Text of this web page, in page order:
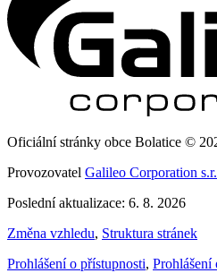
Oficiální stránky obce Bolatice ©
Provozovatel Galileo Corporation
Poslední aktualizace: 6. 8. 2026
Změna vzhledu, Struktura stránek
Prohlášení o přístupnosti, Prohlášení